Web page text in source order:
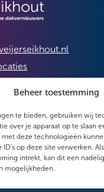
Beheer toestemming
te bieden, gebruiken wij
over je apparaat op te slaan
deze technologieën
ID's op deze site verwerken.
intrekt, kan dit een
mogelijkheden.